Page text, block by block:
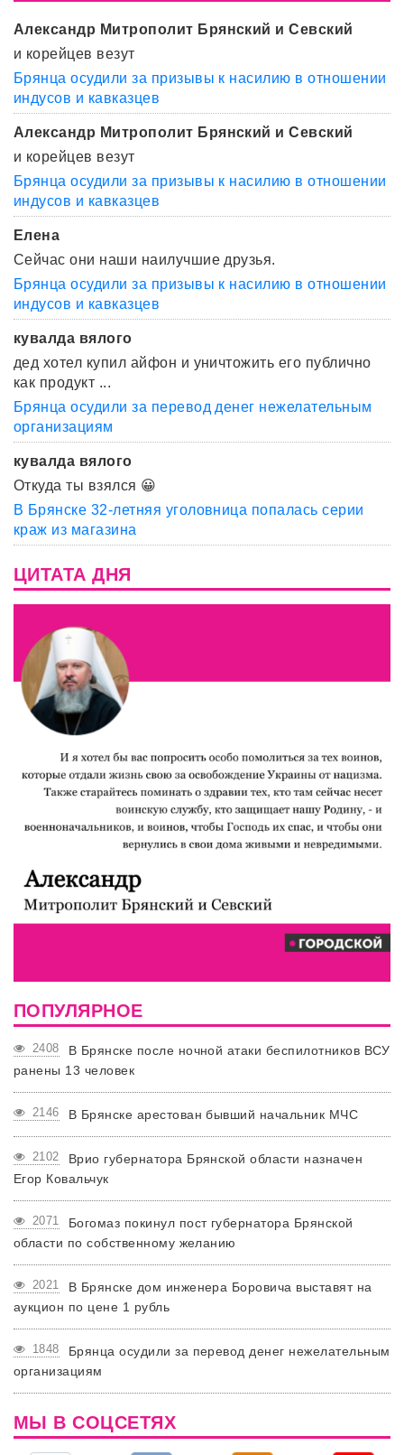
Александр Митрополит Брянский и Севский
и корейцев везут
Брянца осудили за призывы к насилию в отношении
индусов и кавказцев
Александр Митрополит Брянский и Севский
и корейцев везут
Брянца осудили за призывы к насилию в отношении
индусов и кавказцев
Елена
Сейчас они наши наилучшие друзья.
Брянца осудили за призывы к насилию в отношении
индусов и кавказцев
кувалда вялого
дед хотел купил айфон и уничтожить его публично
как продукт ...
Брянца осудили за перевод денег нежелательным
организациям
кувалда вялого
Откуда ты взялся 😀
В Брянске 32-летняя уголовница попалась серии
краж из магазина
ЦИТАТА ДНЯ
ПОПУЛЯРНОЕ
2408
В Брянске после ночной атаки беспилотников ВСУ
ранены 13 человек
2146 В Брянске арестован бывший начальник МЧС
2102
Врио губернатора Брянской области назначен
Егор Ковальчук
2071
Богомаз покинул пост губернатора Брянской
области по собственному желанию
2021
В Брянске дом инженера Боровича выставят на
аукцион по цене 1 рубль
1848
Брянца осудили за перевод денег нежелательным
организациям
МЫ В СОЦСЕТЯХ